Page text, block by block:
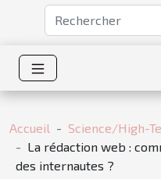
Accueil
Science/High-
La rédaction web :
des internautes ?